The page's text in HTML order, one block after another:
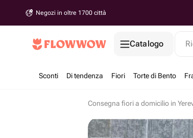
Negozi in oltre 1700 città
Catalogo
Sconti Di tendenza Fiori Torte di Bento
Consegna fiori a domicilio in